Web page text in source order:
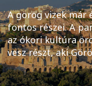
A görög vizek már
fontos részei. A
az ókori kultúra
vesz részt, aki